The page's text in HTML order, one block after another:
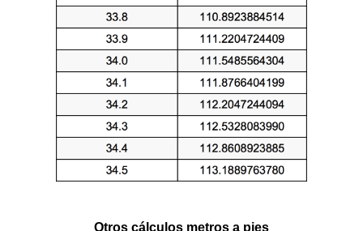
Otros cálculos metros a pies